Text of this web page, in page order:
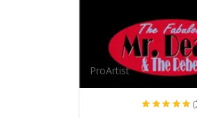
ProArtist